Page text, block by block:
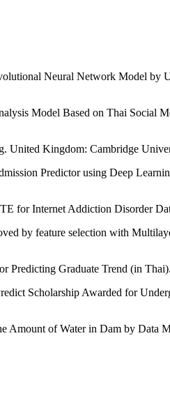
Neural Network Model
Model Based on Thai Social
United Kingdom: Cambridge
Predictor using Deep
for Internet Addiction Disorder
by feature selection with
Predicting Graduate Trend (in
Scholarship Awarded for
of Water in Dam by Data